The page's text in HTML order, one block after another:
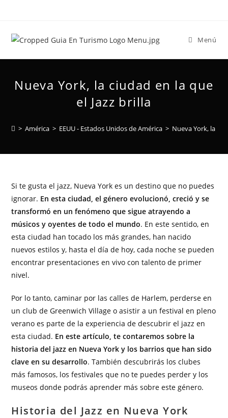
Menú
Nueva York, la ciudad en la que
el Jazz brilla
> América > EEUU - Estados Unidos de América > Nueva York, la
Si te gusta el jazz, Nueva York es un destino que no puedes
ignorar. En esta ciudad, el género evolucionó, creció y se
transformó en un fenómeno que sigue atrayendo a
músicos y oyentes de todo el mundo. En este sentido, en
esta ciudad han tocado los más grandes, han nacido
nuevos estilos y, hasta el día de hoy, cada noche se pueden
encontrar presentaciones en vivo con talento de primer
nivel.
Por lo tanto, caminar por las calles de Harlem, perderse en
un club de Greenwich Village o asistir a un festival en pleno
verano es parte de la experiencia de descubrir el jazz en
esta ciudad. En este artículo, te contaremos sobre la
historia del jazz en Nueva York y los barrios que han sido
clave en su desarrollo. También descubrirás los clubes
más famosos, los festivales que no te puedes perder y los
museos donde podrás aprender más sobre este género.
Historia del Jazz en Nueva York